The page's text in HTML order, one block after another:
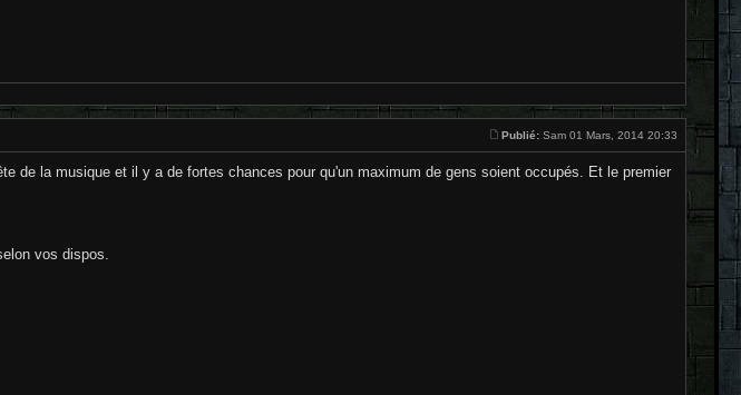
Publié: Sam 01 Mars, 2014 20:33
de la musique et il y a de fortes chances pour qu'un maximum de gens soient occupés. Et le premier
vos dispos.